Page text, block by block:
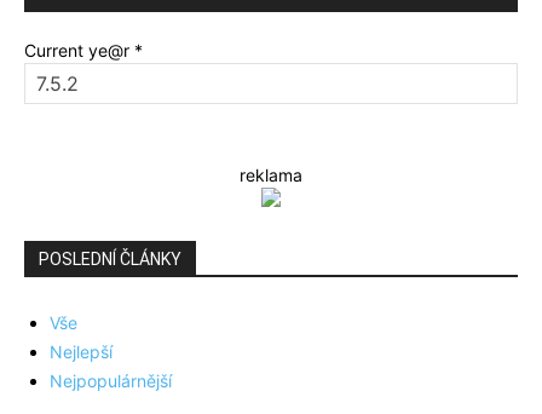
Current ye@r *
reklama
POSLEDNÍ ČLÁNKY
Vše
Nejlepší
Nejpopulárnější